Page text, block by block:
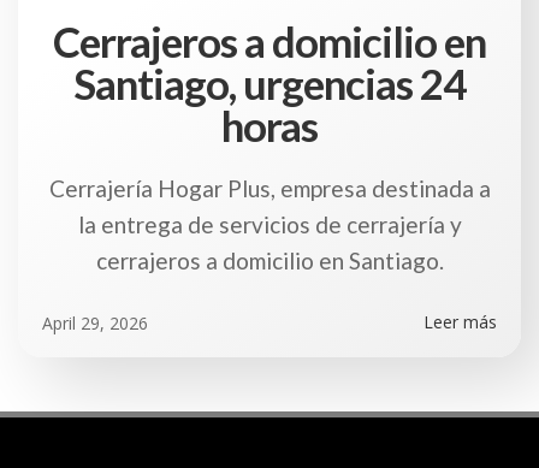
Cerrajeros a domicilio en
Santiago, urgencias 24
horas
Cerrajería Hogar Plus, empresa destinada a
la entrega de servicios de cerrajería y
cerrajeros a domicilio en Santiago.
April 29, 2026 Leer más